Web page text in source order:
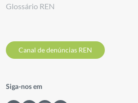
Glossário REN
Canal de denúncias REN
Siga-nos em